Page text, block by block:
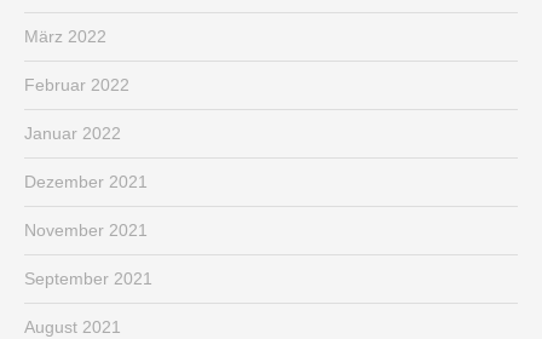
März 2022
Februar 2022
Januar 2022
Dezember 2021
November 2021
September 2021
August 2021